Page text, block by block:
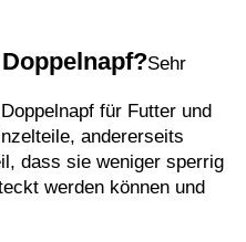
Sehr
für Futter und
andererseits
dass sie weniger sperrig
werden können und